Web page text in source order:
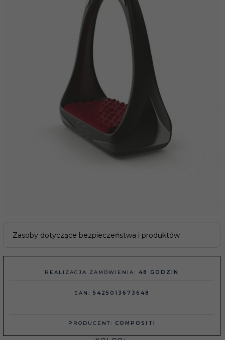
Zasoby dotyczące bezpieczeństwa i produktów
REALIZACJA ZAMÓWIENIA: 48 GODZIN
EAN: 5425013673648
PRODUCENT: COMPOSITI